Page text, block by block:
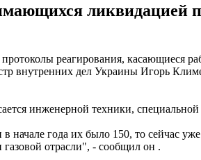
ликвидацией
реагирования, касающиеся
внутренних дел Украины Игорь
инженерной техники, специальной
начале года их было 150, то сейчас
отрасли", - сообщил он .